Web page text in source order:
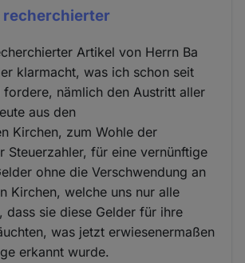
recherchierter
Artikel von Herrn Ba
klarmacht, was ich schon seit
fordere, nämlich den Austritt aller
aus den
Kirchen, zum Wohle der
Steuerzahler, für eine vernünftige
ohne die Verschwendung an
Kirchen, welche uns nur alle
dass sie diese Gelder für ihre
was jetzt erwiesenermaßen
erkannt wurde.